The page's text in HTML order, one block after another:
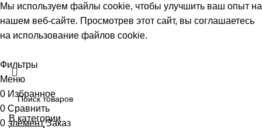
Мы используем файлы cookie, чтобы улучшить ваш опыт на
нашем веб-сайте. Просмотрев этот сайт, вы соглашаетесь
на использование файлов cookie.
В категории
Фильтры
Меню
0 Избранное
0 Сравнить
0 элемент Заказ